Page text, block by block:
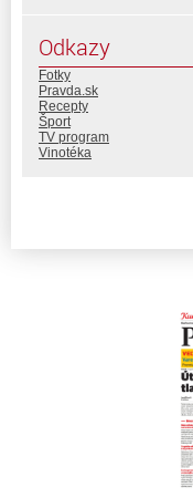
Odkazy
Fotky
Pravda.sk
Recepty
Šport
TV program
Vinotéka